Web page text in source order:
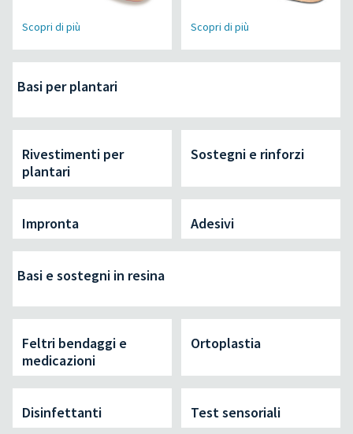
Scopri di più Scopri di più
Basi per plantari
Rivestimenti per
plantari
Sostegni e rinforzi
Impronta Adesivi
Basi e sostegni in resina
Feltri bendaggi e
medicazioni
Ortoplastia
Disinfettanti Test sensoriali